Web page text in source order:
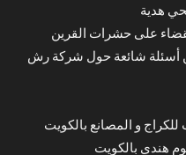
هدية
على حشرات القرين
أسئلة شائعة حول شركة رش
و المصانع بالكويت
هندي بالكويت